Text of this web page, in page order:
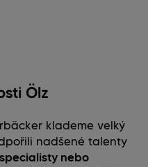
Ölz
klademe velký
nadšené talenty
nebo